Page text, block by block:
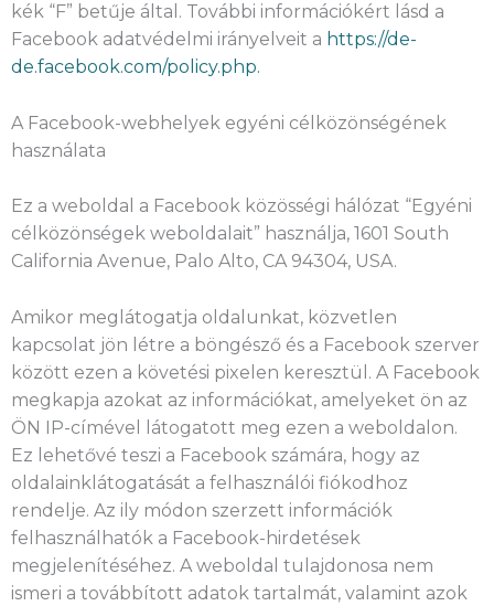
kék “F” betűje által. További információkért lásd a
Facebook adatvédelmi irányelveit a https://de-
de.facebook.com/policy.php.
A Facebook-webhelyek egyéni célközönségének
használata
Ez a weboldal a Facebook közösségi hálózat “Egyéni
célközönségek weboldalait” használja, 1601 South
California Avenue, Palo Alto, CA 94304, USA.
Amikor meglátogatja oldalunkat, közvetlen
kapcsolat jön létre a böngésző és a Facebook szerver
között ezen a követési pixelen keresztül. A Facebook
megkapja azokat az információkat, amelyeket ön az
ÖN IP-címével látogatott meg ezen a weboldalon.
Ez lehetővé teszi a Facebook számára, hogy az
oldalainklátogatását a felhasználói fiókodhoz
rendelje. Az ily módon szerzett információk
felhasználhatók a Facebook-hirdetések
megjelenítéséhez. A weboldal tulajdonosa nem
ismeri a továbbított adatok tartalmát, valamint azok